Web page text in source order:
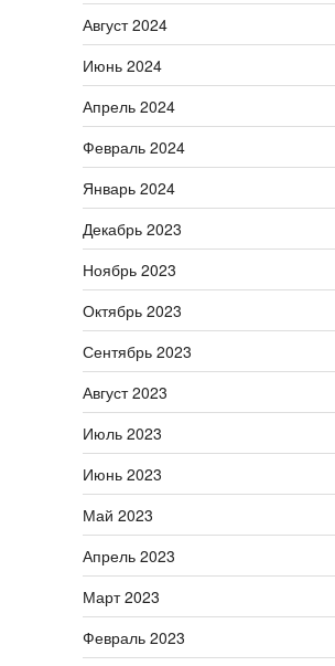
Август 2024
Июнь 2024
Апрель 2024
Февраль 2024
Январь 2024
Декабрь 2023
Ноябрь 2023
Октябрь 2023
Сентябрь 2023
Август 2023
Июль 2023
Июнь 2023
Май 2023
Апрель 2023
Март 2023
Февраль 2023